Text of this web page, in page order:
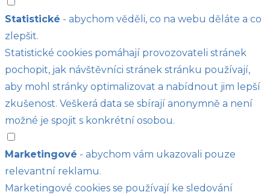
Statistické - abychom věděli, co na webu děláte a co
zlepšit.
Statistické cookies pomáhají provozovateli stránek
pochopit, jak návštěvníci stránek stránku používají,
aby mohl stránky optimalizovat a nabídnout jim lepší
zkušenost. Veškerá data se sbírají anonymně a není
možné je spojit s konkrétní osobou.
Marketingové - abychom vám ukazovali pouze
relevantní reklamu.
Marketingové cookies se používají ke sledování